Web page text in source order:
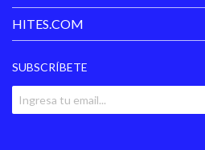
HITES.COM
SUBSCRÍBETE